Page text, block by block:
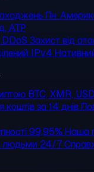
Пн.
АТР
DDoS Захист від
IPv4
BTC, XMR,
коштів за 14 днів
99,95% Наша
людьми 24/7